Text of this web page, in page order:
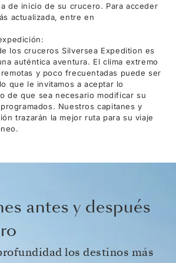
de inicio de su crucero. Para acceder
actualizada, entre en
los cruceros Silversea Expedition es
auténtica aventura. El clima extremo
y poco frecuentadas puede ser
que le invitamos a aceptar lo
de que sea necesario modificar su
Nuestros capitanes y
trazarán la mejor ruta para su viaje
antes y después
los destinos más